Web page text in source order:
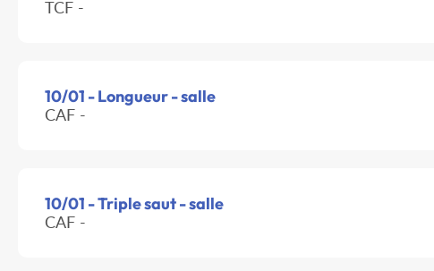
TCF -
10/01 - Longueur - salle
CAF -
10/01 - Triple saut - salle
CAF -